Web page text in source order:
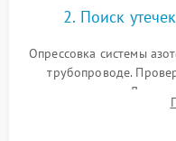
2. Поиск
Опрессовка системы
трубопроводе.
течеискателем.
продувка